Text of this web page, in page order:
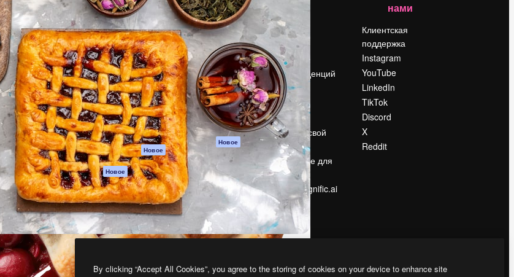
создания
1 миллиона
студий.
Spaces
ИИ-помощник
Генератор
изображений ИИ
Генератор видео
ИИ
Генератор голоса
на основе ИИ
Стоковый контент
MCP для
Claude/ChatGPT
Новое
Агенты Новое
API
Мобильное
приложение
Все инструменты
Magnific
Academy
Документация по
Пакету ИИ
Служба
поддержки
Условия и
положения
Политика
конфиденциальности
Оригиналы Новое
Политика файлов
cookie
Центр доверия
Партнеры
Предприятие
Цены
О нас
Reviews
Вакансии
Поиск тенденций
Блог
События
Slidesgo
Продайте свой
контент
Помещение для
прессы
Ищете magnific.ai
нами
Клиентская
поддержка
Instagram
YouTube
LinkedIn
TikTok
Discord
X
Reddit
By clicking “Accept All Cookies”, you agree to the storing of cookies on your device to enhance site